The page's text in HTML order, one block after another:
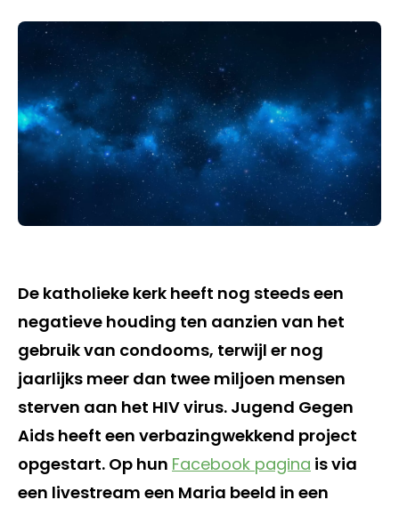
De katholieke kerk heeft nog steeds een
negatieve houding ten aanzien van het
gebruik van condooms, terwijl er nog
jaarlijks meer dan twee miljoen mensen
sterven aan het HIV virus. Jugend Gegen
Aids heeft een verbazingwekkend project
opgestart. Op hun Facebook pagina is via
een livestream een Maria beeld in een